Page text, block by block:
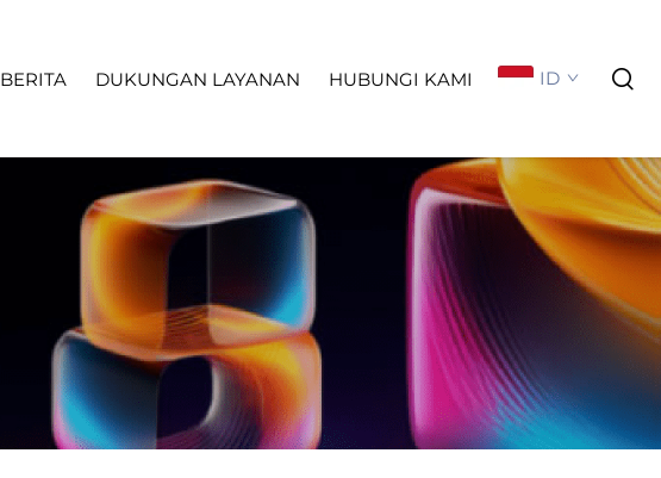
BERITA DUKUNGAN LAYANAN HUBUNGI KAMI ID